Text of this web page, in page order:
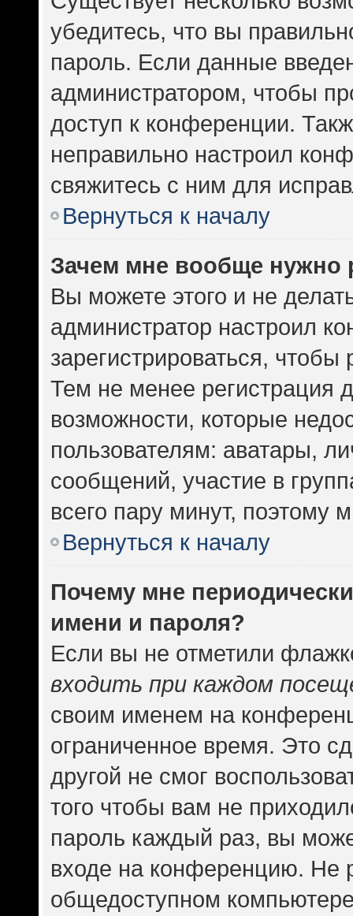
убедитесь, что вы
пароль. Если данные
администратором, чтобы
доступ к конференции.
неправильно настроил
свяжитесь с ним для
Вернуться к началу
Зачем мне вообще нужно
Вы можете этого и не
администратор настроил
зарегистрироваться,
Тем не менее регистрация
возможности, которые
пользователям: аватары,
сообщений, участие в
всего пару минут, поэтому
Вернуться к началу
Почему мне
имени и пароля?
Если вы не отметили
входить при каждом
своим именем на
ограниченное время. Это
другой не смог
того чтобы вам не
пароль каждый раз, вы
входе на конференцию. Не
общедоступном